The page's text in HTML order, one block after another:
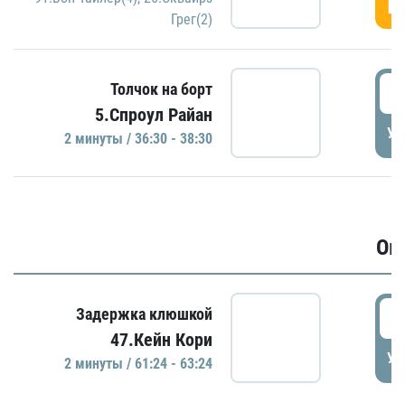
Грег(2)
Толчок на борт
5.Спроул Райан
2 минуты / 36:30 - 38:30
Задержка клюшкой
47.Кейн Кори
2 минуты / 61:24 - 63:24